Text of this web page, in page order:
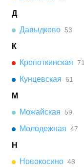
Д
Давыдково 53
К
Кропоткинская 71
Кунцевская 61
М
Можайская
59
Молодежная 47
Н
Новокосино 48